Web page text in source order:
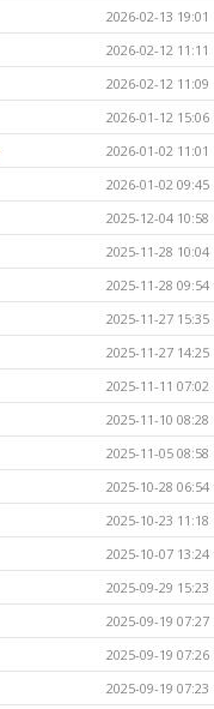
2026-02-13 19:01
2026-02-12 11:11
2026-02-12 11:09
2026-01-12 15:06
2026-01-02 11:01
2026-01-02 09:45
2025-12-04 10:58
2025-11-28 10:04
2025-11-28 09:54
2025-11-27 15:35
2025-11-27 14:25
2025-11-11 07:02
2025-11-10 08:28
2025-11-05 08:58
2025-10-28 06:54
2025-10-23 11:18
2025-10-07 13:24
2025-09-29 15:23
2025-09-19 07:27
2025-09-19 07:26
2025-09-19 07:23